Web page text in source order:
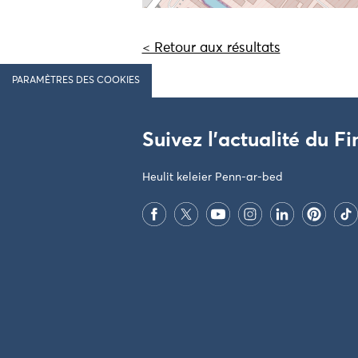
< Retour aux résultats
PARAMÈTRES DES COOKIES
Suivez l'actualité du
Heulit keleier Penn-ar-bed